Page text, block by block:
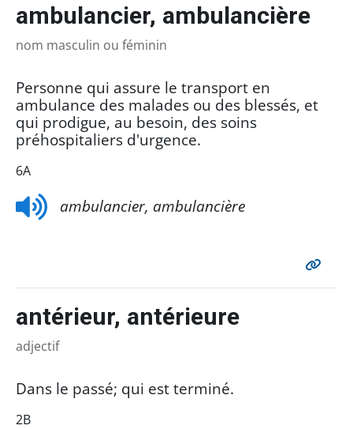
ambulancier, ambulancière
nom masculin ou féminin
Personne qui assure le transport en
ambulance des malades ou des blessés, et
qui prodigue, au besoin, des soins
préhospitaliers d'urgence.
6A
ambulancier, ambulancière
antérieur, antérieure
adjectif
Dans le passé; qui est terminé.
2B